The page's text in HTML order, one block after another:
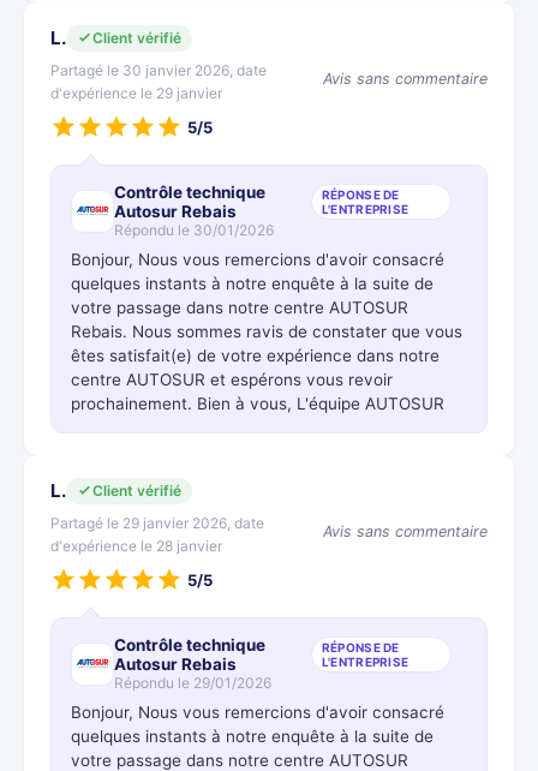
L.
Client vérifié
Partagé le 30 janvier 2026, date
d'expérience le 29 janvier
Avis sans commentaire
5/5
Contrôle technique
Autosur Rebais
RÉPONSE DE
L'ENTREPRISE
Répondu le 30/01/2026
Bonjour, Nous vous remercions d'avoir consacré
quelques instants à notre enquête à la suite de
votre passage dans notre centre AUTOSUR
Rebais. Nous sommes ravis de constater que vous
êtes satisfait(e) de votre expérience dans notre
centre AUTOSUR et espérons vous revoir
prochainement. Bien à vous, L'équipe AUTOSUR
L.
Client vérifié
Partagé le 29 janvier 2026, date
d'expérience le 28 janvier
Avis sans commentaire
5/5
Contrôle technique
Autosur Rebais
RÉPONSE DE
L'ENTREPRISE
Répondu le 29/01/2026
Bonjour, Nous vous remercions d'avoir consacré
quelques instants à notre enquête à la suite de
votre passage dans notre centre AUTOSUR